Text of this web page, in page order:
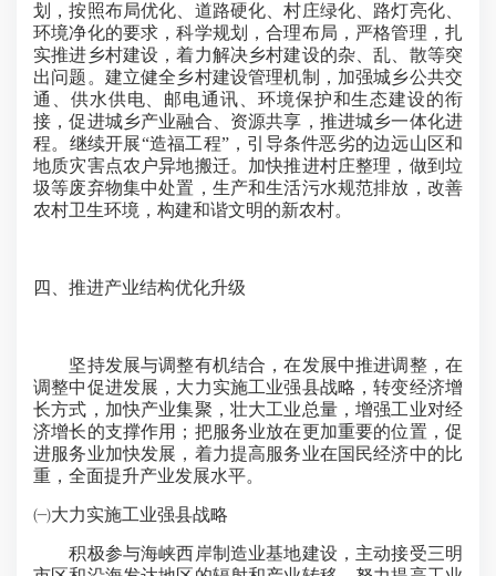
划，按照布局优化、道路硬化、村庄绿化、路灯亮化、
环境净化的要求，科学规划，合理布局，严格管理，扎
实推进乡村建设，着力解决乡村建设的杂、乱、散等突
出问题。建立健全乡村建设管理机制，加强城乡公共交
通、供水供电、邮电通讯、环境保护和生态建设的衔
接，促进城乡产业融合、资源共享，推进城乡一体化进
程。继续开展“造福工程”，引导条件恶劣的边远山区和
地质灾害点农户异地搬迁。加快推进村庄整理，做到垃
圾等废弃物集中处置，生产和生活污水规范排放，改善
农村卫生环境，构建和谐文明的新农村。
四、推进产业结构优化升级
坚持发展与调整有机结合，在发展中推进调整，在
调整中促进发展，大力实施工业强县战略，转变经济增
长方式，加快产业集聚，壮大工业总量，增强工业对经
济增长的支撑作用；把服务业放在更加重要的位置，促
进服务业加快发展，着力提高服务业在国民经济中的比
重，全面提升产业发展水平。
㈠大力实施工业强县战略
积极参与海峡西岸制造业基地建设，主动接受三明